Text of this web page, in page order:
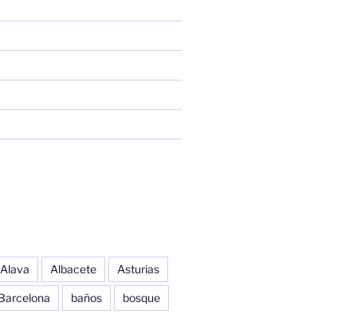
Alava Albacete Asturias
baños bosque